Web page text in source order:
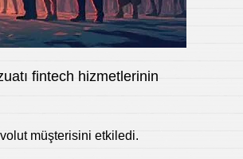
fintech hizmetlerinin
müşterisini etkiledi.